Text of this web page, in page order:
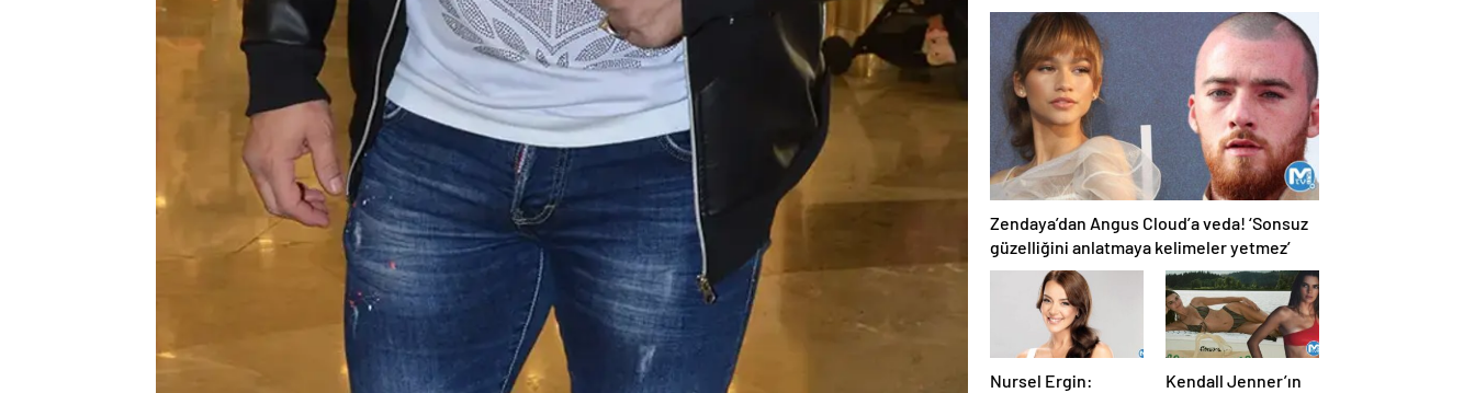
Denizde sohbet etti
erkek arkadaşıyla
tatilde…
Zendaya’dan Angus Cloud’a veda! ‘Sonsuz
güzelliğini anlatmaya kelimeler yetmez’
Nursel Ergin:
Kendall Jenner’ın